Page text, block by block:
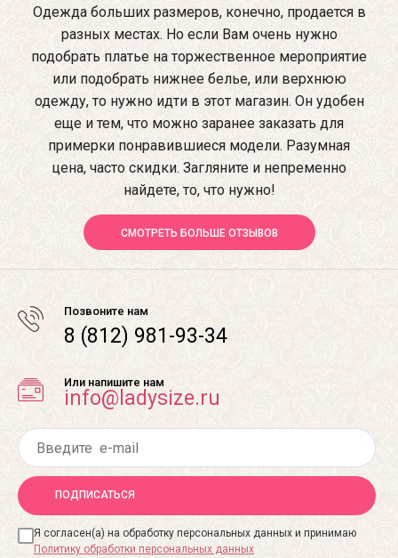
Одежда больших размеров, конечно, продается в
разных местах. Но если Вам очень нужно
подобрать платье на торжественное мероприятие
или подобрать нижнее белье, или верхнюю
одежду, то нужно идти в этот магазин. Он удобен
еще и тем, что можно заранее заказать для
примерки понравившиеся модели. Разумная
цена, часто скидки. Загляните и непременно
найдете, то, что нужно!
СМОТРЕТЬ БОЛЬШЕ ОТЗЫВОВ
Позвоните нам
8 (812) 981-93-34
Или напишите нам
info@ladysize.ru
ПОДПИСАТЬСЯ
Я согласен(а) на обработку персональных данных и принимаю
Политику обработки персональных данных